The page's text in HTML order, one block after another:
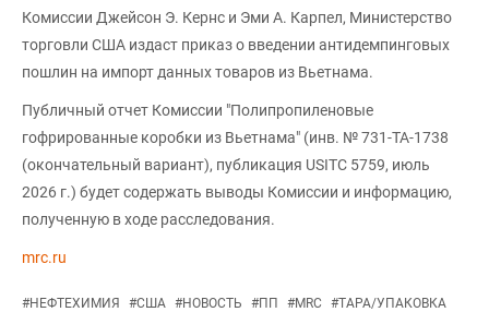
Комиссии Джейсон Э. Кернс и Эми А. Карпел, Министерство
торговли США издаст приказ о введении антидемпинговых
пошлин на импорт данных товаров из Вьетнама.
Публичный отчет Комиссии "Полипропиленовые
гофрированные коробки из Вьетнама" (инв. № 731-TA-1738
(окончательный вариант), публикация USITC 5759, июль
2026 г.) будет содержать выводы Комиссии и информацию,
полученную в ходе расследования.
mrc.ru
#НЕФТЕХИМИЯ #США #НОВОСТЬ #ПП #MRC #ТАРА/УПАКОВКА